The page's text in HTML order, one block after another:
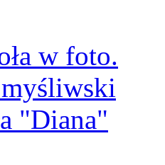
w foto.
"Diana"